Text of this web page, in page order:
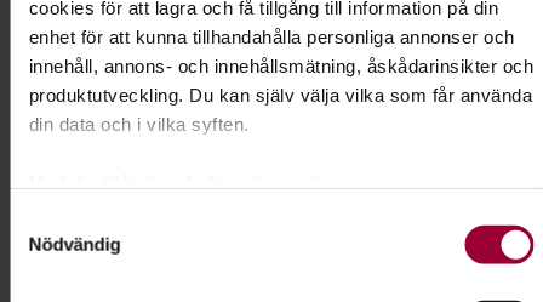
cookies för att lagra och få tillgång till information på din
enhet för att kunna tillhandahålla personliga annonser och
innehåll, annons- och innehållsmätning, åskådarinsikter och
produktutveckling. Du kan själv välja vilka som får använda
din data och i vilka syften.
kan ha en noggrannhet på upp till flera meter
Nödvändig
Verksamhetsspecialist
Lärande & Förening
Skicka e-post
073-333 70 92